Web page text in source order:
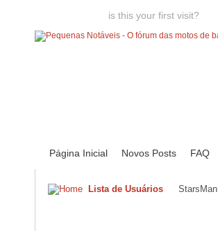
is this your first visit?
Página Inicial Novos Posts FAQ
Lista de Usuários StarsMan